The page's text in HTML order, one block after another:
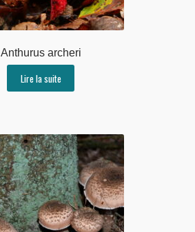
Anthurus archeri
Lire la suite